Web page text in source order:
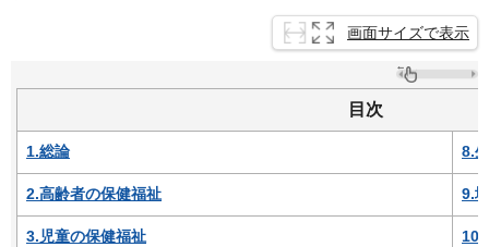
画面サイズで表示
目次
1.総論 8.
2.高齢者の保健福祉 9.
3.児童の保健福祉 10.